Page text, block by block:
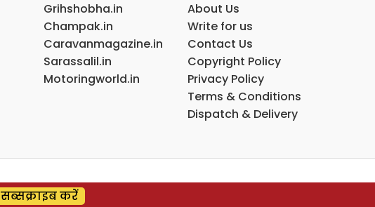
Grihshobha.in
Champak.in
Caravanmagazine.in
Sarassalil.in
Motoringworld.in
About Us
Write for us
Contact Us
Copyright Policy
Privacy Policy
Terms & Conditions
Dispatch & Delivery
सब्सक्राइब करें